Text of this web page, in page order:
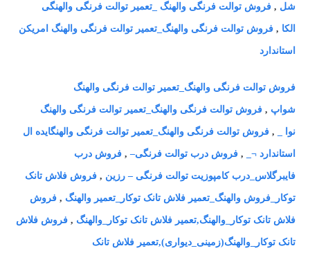
شل , فروش توالت فرنگی والهنگ _تعمیر توالت فرنگی والهنگی
الکا , فروش توالت فرنگی والهنگ_تعمیر توالت فرنگی والهنگ امریکن
استاندارد
فروش توالت فرنگی والهنگ_تعمیر توالت فرنگی والهنگ
شواپ , فروش توالت فرنگی والهنگ_تعمیر توالت فرنگی والهنگ
نوا _ , فروش توالت فرنگی والهنگ_تعمیر توالت فرنگی والهنگایده ال
استاندارد ¬_ , فروش درب توالت فرنگی– , فروش درب
فایبرگلاس_درب کامپوزیت توالت فرنگی – رزین , فروش فلاش تانک
توکار_فروش والهنگ_تعمیر فلاش تانک توکار_تعمیر والهنگ , فروش
فلاش تانک توکار_والهنگ,تعمیر فلاش تانک توکار_والهنگ , فروش فلاش
تانک توکار_والهنگ(زمینی_دیواری),تعمیر فلاش تانک